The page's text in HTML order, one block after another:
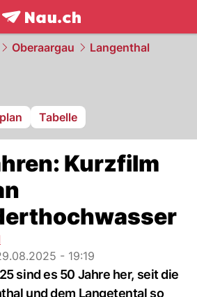
frontpage.NAU.ch
Oberaargau Langenthal
Tabelle
Kurzfilm
- 19:19
sind es 50 Jahre her, seit die
und dem Langetental so